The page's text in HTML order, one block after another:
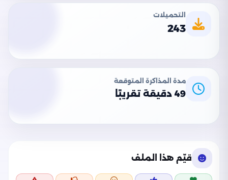
التحميلات
243
مدة المذاكرة المتوقعة
49 دقيقة تقريبًا
قيّم هذا الملف